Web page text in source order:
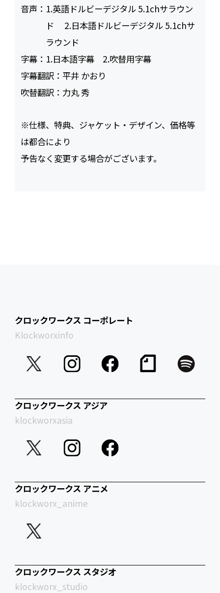
音声： 1.英語ドルビーデジタル 5.1chサラウン
ド 2.日本語ドルビーデジタル 5.1chサ
ラウンド
字幕： 1.日本語字幕 2.吹替用字幕
字幕翻訳：平井 かおり
吹替翻訳： 力丸 秀
※仕様、特典、ジャケット・デザイン、価格等
は都合により
予告なく変更する場合がございます。
クロックワークス コーポレート
Klockworxinfo
クロックワークス アジア
klockworxasia
クロックワークス アニメ
klockworx_anime
クロックワークス スタジオ
klockworx_studio